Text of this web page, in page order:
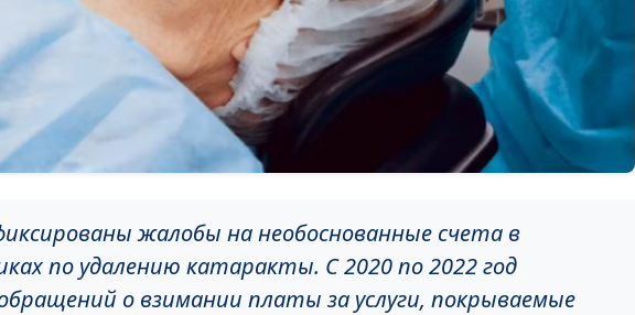
жалобы на необоснованные счета в
по удалению катаракты. С 2020 по 2022 год
о взимании платы за услуги, покрываемые